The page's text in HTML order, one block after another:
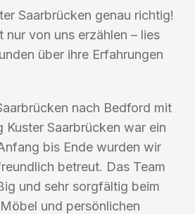
Saarbrücken genau richtig!
nur von uns erzählen – lies
über ihre Erfahrungen
nach Bedford mit
Kuster Saarbrücken war ein
bis Ende wurden wir
betreut. Das Team
und sehr sorgfältig beim
und persönlichen